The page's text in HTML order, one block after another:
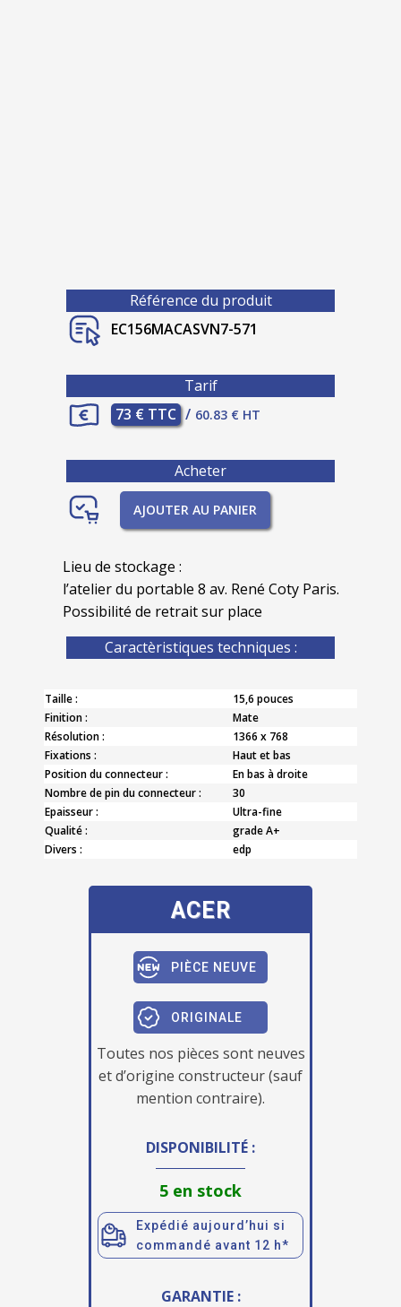
Référence du produit
EC156MACASVN7-571
Tarif
73 € TTC / 60.83 € HT
Acheter
AJOUTER AU PANIER
Lieu de stockage :
l’atelier du portable 8 av. René Coty Paris.
Possibilité de retrait sur place
Caractèristiques techniques :
Taille :
15,6 pouces
Finition :
Mate
Résolution :
1366 x 768
Fixations :
Haut et bas
Position du connecteur :
En bas à droite
Nombre de pin du connecteur :
30
Epaisseur :
Ultra-fine
Qualité :
grade A+
Divers :
edp
ACER
PIÈCE NEUVE
ORIGINALE
Toutes nos pièces sont neuves
et d’origine constructeur (sauf
mention contraire).
DISPONIBILITÉ :
5 en stock
Expédié aujourd’hui si
commandé avant 12 h*
GARANTIE :